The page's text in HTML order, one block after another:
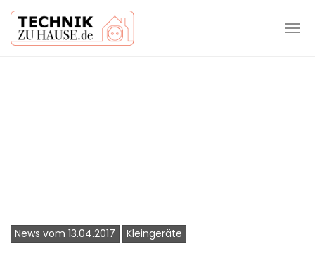
News vom 13.04.2017 Kleingeräte